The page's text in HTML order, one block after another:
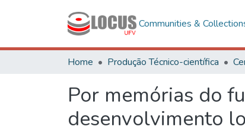
Communities &
Home Produção Técnico-científica
Por memórias do
desenvolvimento